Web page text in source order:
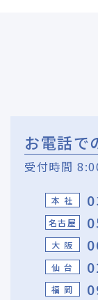
お電話で
受付時間
本 社
名古屋
大 阪
仙 台
福 岡